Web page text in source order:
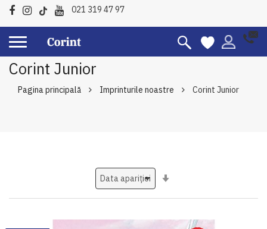
021 319 47 97
Corint Junior
Pagina principală Imprinturile noastre Corint Junior